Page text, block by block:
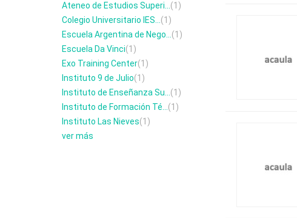
Ateneo de Estudios Superi... (1)
Colegio Universitario IES... (1)
Escuela Argentina de Nego... (1)
Escuela Da Vinci(1)
Exo Training Center(1)
Instituto 9 de Julio(1)
Instituto de Enseñanza Su... (1)
Instituto de Formación Té... (1)
Instituto Las Nieves(1)
ver más